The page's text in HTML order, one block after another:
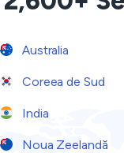
Australia
Coreea de Sud
India
Noua Zeelandă